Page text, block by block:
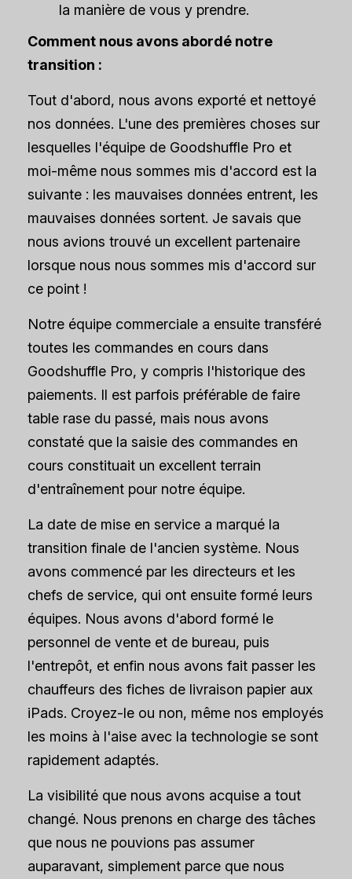
la manière de vous y prendre.
Comment nous avons abordé notre
transition :
Tout d'abord, nous avons exporté et nettoyé
nos données. L'une des premières choses sur
lesquelles l'équipe de Goodshuffle Pro et
moi-même nous sommes mis d'accord est la
suivante : les mauvaises données entrent, les
mauvaises données sortent. Je savais que
nous avions trouvé un excellent partenaire
lorsque nous nous sommes mis d'accord sur
ce point !
Notre équipe commerciale a ensuite transféré
toutes les commandes en cours dans
Goodshuffle Pro, y compris l'historique des
paiements. Il est parfois préférable de faire
table rase du passé, mais nous avons
constaté que la saisie des commandes en
cours constituait un excellent terrain
d'entraînement pour notre équipe.
La date de mise en service a marqué la
transition finale de l'ancien système. Nous
avons commencé par les directeurs et les
chefs de service, qui ont ensuite formé leurs
équipes. Nous avons d'abord formé le
personnel de vente et de bureau, puis
l'entrepôt, et enfin nous avons fait passer les
chauffeurs des fiches de livraison papier aux
iPads. Croyez-le ou non, même nos employés
les moins à l'aise avec la technologie se sont
rapidement adaptés.
La visibilité que nous avons acquise a tout
changé. Nous prenons en charge des tâches
que nous ne pouvions pas assumer
auparavant, simplement parce que nous